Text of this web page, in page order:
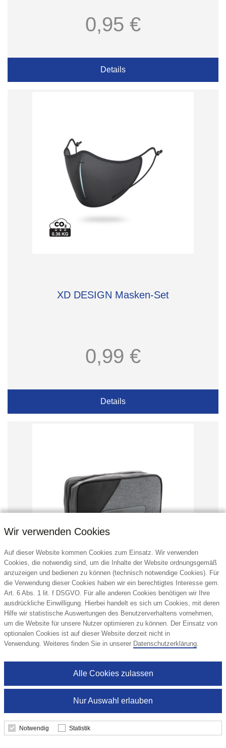
0,95 €
Details
XD DESIGN Masken-Set
0,99 €
Details
Tragbare UV-C-Sterilisationstasche mit
integriertem Akku
ab 3,97 €
Details
Wir verwenden Cookies
Auf dieser Website kommen Cookies zum Einsatz. Wir verwenden
Cookies, die notwendig sind, um die Inhalte der Website ordnungsgemäß
anzuzeigen und bedienen zu können (technisch notwendige Cookies). Für
die Verwendung dieser Cookies haben wir ein berechtigtes Interesse gem.
Art. 6 Abs. 1 lit. f DSGVO. Für alle anderen Cookies benötigen wir Ihre
ausdrückliche Einwilligung. Hierbei handelt es sich um Cookies, mit deren
Hilfe wir statistische Auswertungen des Benutzerverhaltens vornehmen,
um die Website für unsere Nutzer optimieren zu können. Der Einsatz von
optionalen Cookies ist auf dieser Website derzeit nicht in
Verwendung. Weiteres finden Sie in unserer Datenschutzerklärung.
Nur Auswahl erlauben
Alle Cookies zulassen
Notwendig Statistik